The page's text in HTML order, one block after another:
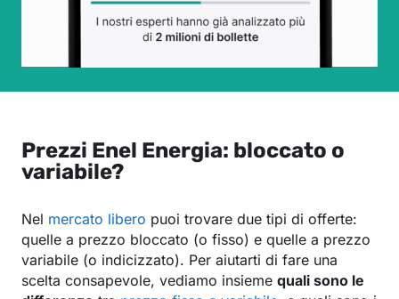
Prezzi Enel Energia: bloccato o
variabile?
Nel mercato libero puoi trovare due tipi di offerte:
quelle a prezzo bloccato (o fisso) e quelle a prezzo
variabile (o indicizzato). Per aiutarti di fare una
scelta consapevole, vediamo insieme quali sono le